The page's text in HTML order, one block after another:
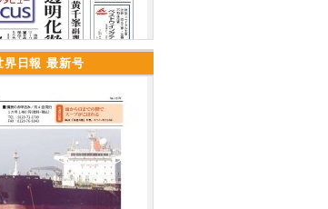
日報 最新号